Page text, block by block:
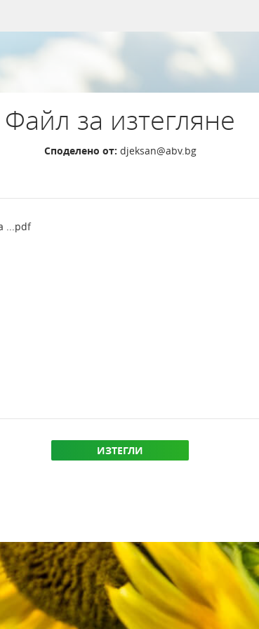
Файл за изтегляне
Споделено от: djeksan@abv.bg
...pdf
ИЗТЕГЛИ